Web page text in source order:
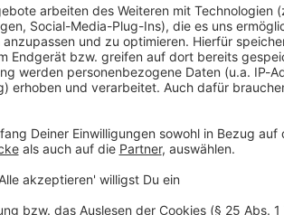
der Mediengruppe Bayern. Er betonte:
verbindlich vereinbart. Die SPD weiß,
ein zentrales Anliegen. Ohne diese Zusage
sagte Brandl. Er lehnte zugleich den
Frauen und Männern ab. Das sei aus CSU-
können wir da nicht mitgehen.»